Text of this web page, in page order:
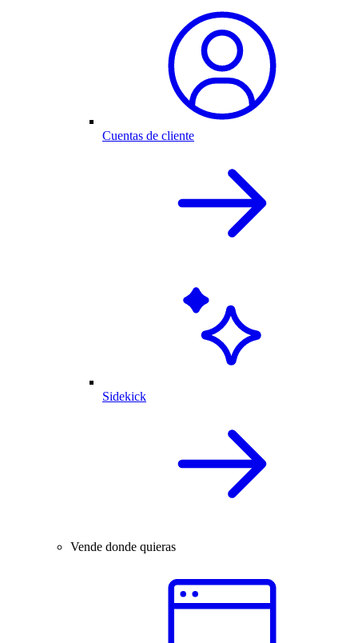
Cuentas de cliente
Sidekick
Vende donde quieras